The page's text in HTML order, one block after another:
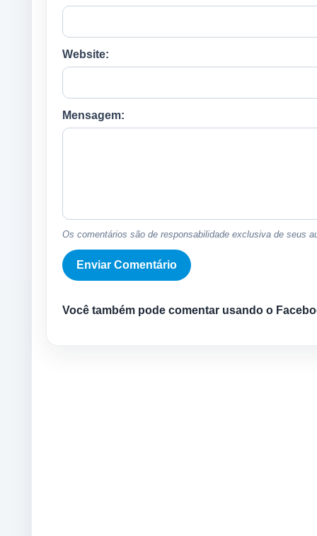
Website:
Mensagem:
Os comentários são de responsabilidade exclusiva de seus
Você também pode comentar usando o